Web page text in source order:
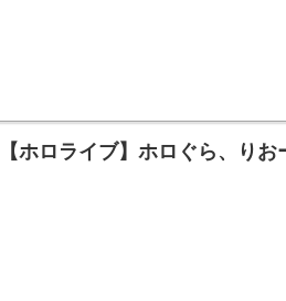
【ホロライブ】ホロぐら、りお